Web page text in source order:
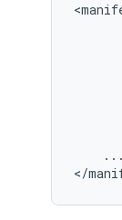
...
</